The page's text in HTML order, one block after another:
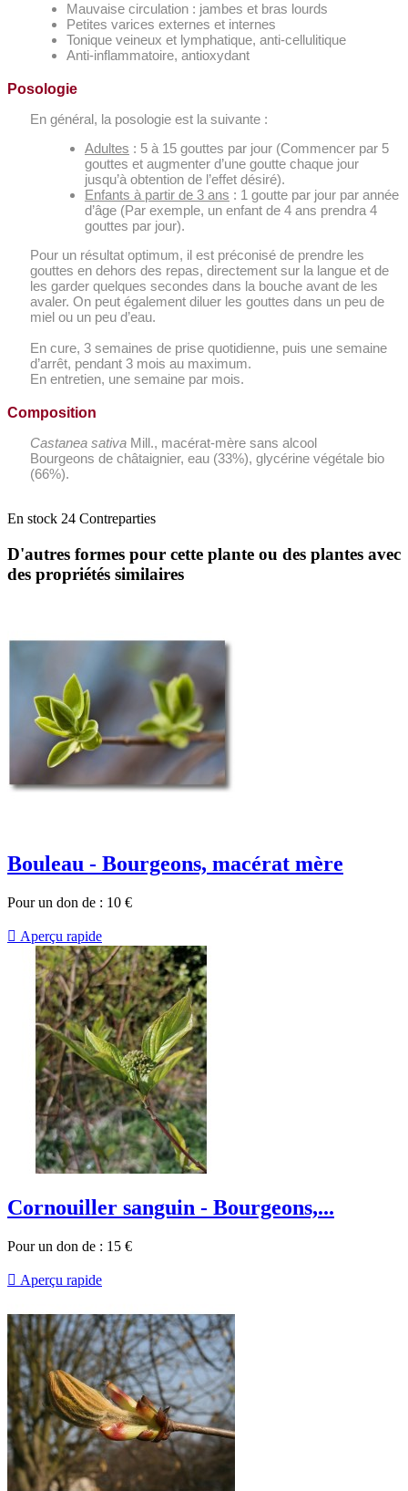
Mauvaise circulation : jambes et bras lourds
Petites varices externes et internes
Tonique veineux et lymphatique, anti-cellulitique
Anti-inflammatoire, antioxydant
Posologie
En général, la posologie est la suivante :
Adultes : 5 à 15 gouttes par jour (Commencer par 5
gouttes et augmenter d’une goutte chaque jour
jusqu’à obtention de l’effet désiré).
Enfants à partir de 3 ans : 1 goutte par jour par année
d’âge (Par exemple, un enfant de 4 ans prendra 4
gouttes par jour).
Pour un résultat optimum, il est préconisé de prendre les
gouttes en dehors des repas, directement sur la langue et de
les garder quelques secondes dans la bouche avant de les
avaler. On peut également diluer les gouttes dans un peu de
miel ou un peu d’eau.
En cure, 3 semaines de prise quotidienne, puis une semaine
d’arrêt, pendant 3 mois au maximum.
En entretien, une semaine par mois.
Composition
Castanea sativa Mill., macérat-mère sans alcool
Bourgeons de châtaignier, eau (33%), glycérine végétale bio
(66%).
En stock 24 Contreparties
D'autres formes pour cette plante ou des plantes avec
des propriétés similaires
Bouleau - Bourgeons, macérat mère
Pour un don de : 10 €
 Aperçu rapide
Cornouiller sanguin - Bourgeons,...
Pour un don de : 15 €
 Aperçu rapide